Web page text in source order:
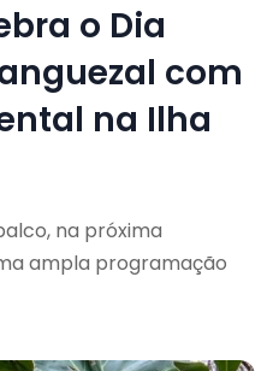
o Dia
com
na Ilha
na próxima
ampla programação